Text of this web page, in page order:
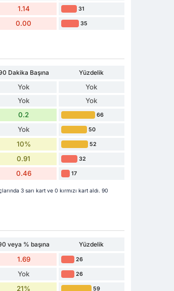
1.14 31
0.00 35
Dakika Başına
Yüzdelik
Yok Yok
Yok Yok
0.2 66
Yok 50
10% 52
0.91 32
0.46 17
3 sarı kart ve 0 kırmızı kart aldı. 90
veya % başına
Yüzdelik
1.69 26
Yok 26
21% 59